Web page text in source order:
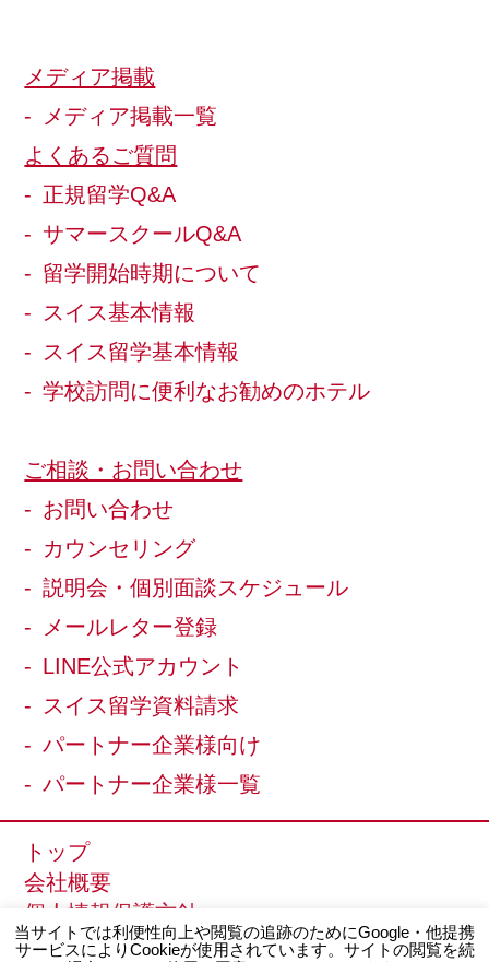
メディア掲載
メディア掲載一覧
よくあるご質問
正規留学Q&A
サマースクールQ&A
留学開始時期について
スイス基本情報
スイス留学基本情報
学校訪問に便利なお勧めのホテル
ご相談・お問い合わせ
お問い合わせ
カウンセリング
説明会・個別面談スケジュール
メールレター登録
LINE公式アカウント
スイス留学資料請求
パートナー企業様向け
パートナー企業様一覧
トップ
会社概要
個人情報保護方針
サイトマップ
当サイトでは利便性向上や閲覧の追跡のためにGoogle・他提携
サービスによりCookieが使用されています。サイトの閲覧を続